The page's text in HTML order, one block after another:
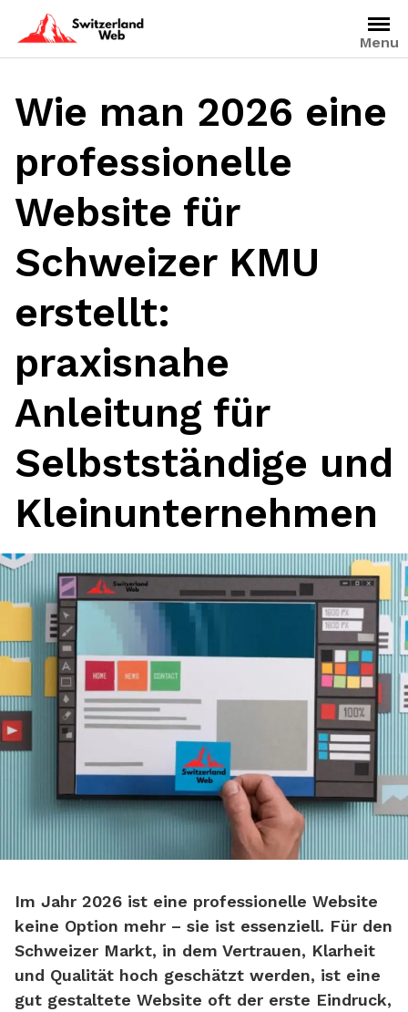
content
Menu
Wie man 2026 eine
professionelle
Website für
Schweizer KMU
erstellt:
praxisnahe
Anleitung für
Selbstständige und
Kleinunternehmen
Im Jahr 2026 ist eine professionelle Website
keine Option mehr – sie ist essenziell. Für den
Schweizer Markt, in dem Vertrauen, Klarheit
und Qualität hoch geschätzt werden, ist eine
gut gestaltete Website oft der erste Eindruck,